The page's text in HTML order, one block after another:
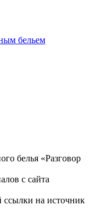
бельем
белья «Разговор
с сайта
ссылки на источник